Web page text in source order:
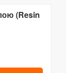
(Resin